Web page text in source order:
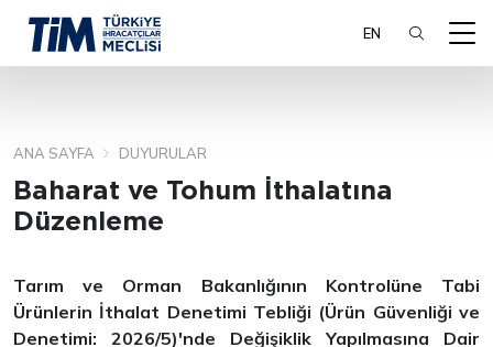
EN
ANA SAYFA DUYURULAR
Baharat ve Tohum İthalatına
Düzenleme
Tarım ve Orman Bakanlığının Kontrolüne Tabi
Ürünlerin İthalat Denetimi Tebliği (Ürün Güvenliği ve
Denetimi: 2026/5)'nde Değişiklik Yapılmasına Dair